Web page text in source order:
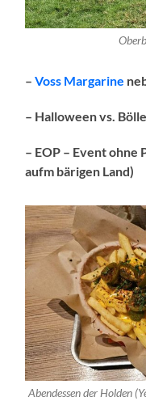
–Voss Margarine
– Halloween vs.
– EOP – Event
aufm bärigen Land)
Abendessen der Holden